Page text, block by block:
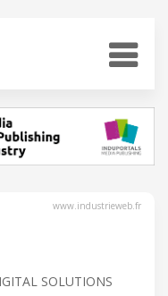
www.industrieweb.fr
SOLUTIONS